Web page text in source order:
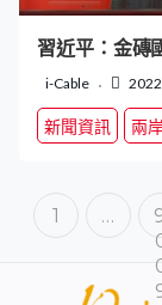
習近平：金磚
i-Cable
新聞資訊 兩
1 …